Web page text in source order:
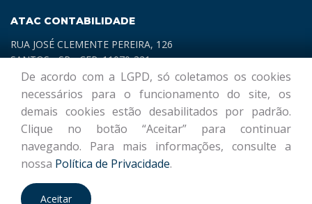
ATAC CONTABILIDADE
RUA JOSÉ CLEMENTE PEREIRA, 126
SANTOS - SP - CEP: 11070-321
TRAÇAR ROTA
© ATAC CONTABILIDADE E AUDITORIA | Desenvolvido por
De acordo com a LGPD, só coletamos os cookies
necessários para o funcionamento do site, os
demais cookies estão desabilitados por padrão.
Clique no botão “Aceitar” para continuar
navegando. Para mais informações, consulte a
nossa Política de Privacidade.
Aceitar